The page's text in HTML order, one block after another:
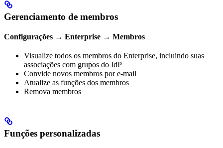
Gerenciamento de membros
Configurações → Enterprise → Membros
Visualize todos os membros do Enterprise, incluindo suas
associações com grupos do IdP
Convide novos membros por e-mail
Atualize as funções dos membros
Remova membros
Funções personalizadas